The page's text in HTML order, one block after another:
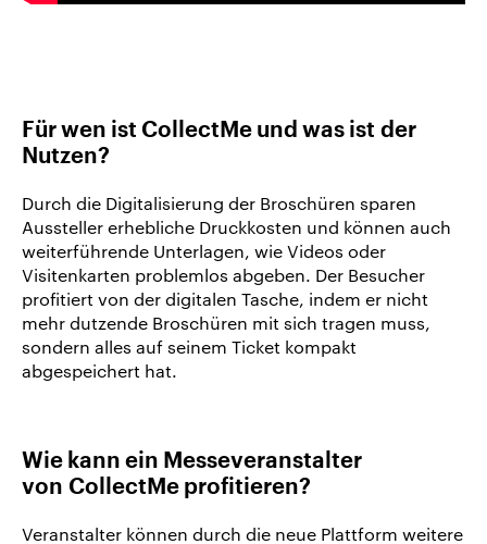
Für wen ist CollectMe und was ist der
Nutzen?
Durch die Digitalisierung der Broschüren sparen
Aussteller erhebliche Druckkosten und können auch
weiterführende Unterlagen, wie Videos oder
Visitenkarten problemlos abgeben. Der Besucher
profitiert von der digitalen Tasche, indem er nicht
mehr dutzende Broschüren mit sich tragen muss,
sondern alles auf seinem Ticket kompakt
abgespeichert hat.
Wie kann ein Messeveranstalter
von CollectMe profitieren?
Veranstalter können durch die neue Plattform weitere